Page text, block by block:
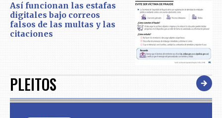
Así funcionan las estafas
digitales bajo correos
falsos de las multas y las
citaciones
PLEITOS